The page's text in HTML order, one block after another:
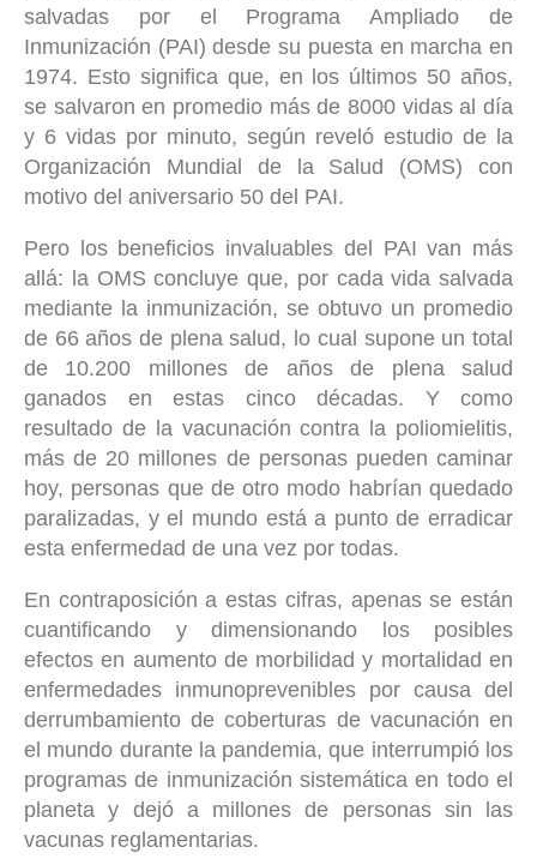
salvadas por el Programa Ampliado de
Inmunización (PAI) desde su puesta en marcha en
1974. Esto significa que, en los últimos 50 años,
se salvaron en promedio más de 8000 vidas al día
y 6 vidas por minuto, según reveló estudio de la
Organización Mundial de la Salud (OMS) con
motivo del aniversario 50 del PAI.
Pero los beneficios invaluables del PAI van más
allá: la OMS concluye que, por cada vida salvada
mediante la inmunización, se obtuvo un promedio
de 66 años de plena salud, lo cual supone un total
de 10.200 millones de años de plena salud
ganados en estas cinco décadas. Y como
resultado de la vacunación contra la poliomielitis,
más de 20 millones de personas pueden caminar
hoy, personas que de otro modo habrían quedado
paralizadas, y el mundo está a punto de erradicar
esta enfermedad de una vez por todas.
En contraposición a estas cifras, apenas se están
cuantificando y dimensionando los posibles
efectos en aumento de morbilidad y mortalidad en
enfermedades inmunoprevenibles por causa del
derrumbamiento de coberturas de vacunación en
el mundo durante la pandemia, que interrumpió los
programas de inmunización sistemática en todo el
planeta y dejó a millones de personas sin las
vacunas reglamentarias.